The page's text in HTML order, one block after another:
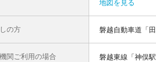
地図を見る
の方 磐越自動車道「
関ご利用の場合 磐越東線「神俣